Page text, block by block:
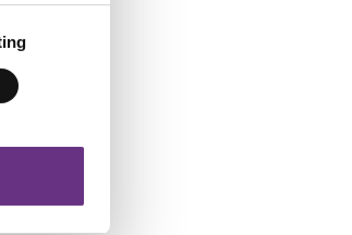
kunt uw
ze heeft